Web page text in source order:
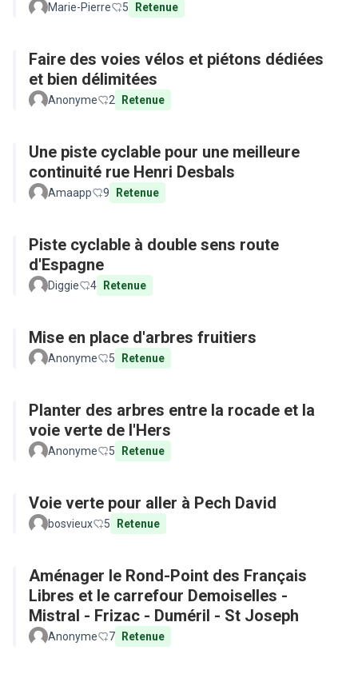
Marie-Pierre 5 Retenue
Faire des voies vélos et piétons dédiées
et bien délimitées
Anonyme 2 Retenue
Une piste cyclable pour une meilleure
continuité rue Henri Desbals
Amaapp 9 Retenue
Piste cyclable à double sens route
d'Espagne
Diggie 4 Retenue
Mise en place d'arbres fruitiers
Anonyme 5 Retenue
Planter des arbres entre la rocade et la
voie verte de l'Hers
Anonyme 5 Retenue
Voie verte pour aller à Pech David
bosvieux 5 Retenue
Aménager le Rond-Point des Français
Libres et le carrefour Demoiselles -
Mistral - Frizac - Duméril - St Joseph
Anonyme 7 Retenue